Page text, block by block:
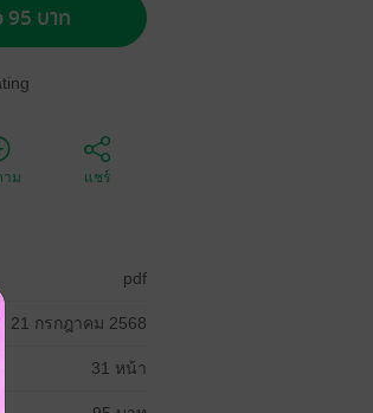
95 บาท
าม แชร์
pdf
21 กรกฎาคม 2568
31 หน้า